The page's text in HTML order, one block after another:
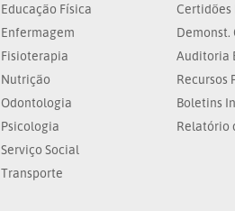
Educação Física
Enfermagem
Fisioterapia
Nutrição
Odontologia
Psicologia
Serviço Social
Transporte
Certidões
Demonst.
Auditoria
Recursos
Boletins
Relatório